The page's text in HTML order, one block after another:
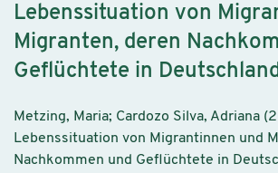
Lebenssituation von
Migranten, deren
Geflüchtete in Deutschland
Metzing, Maria; Cardozo Silva, Adriana
Lebenssituation von Migrantinnen und
Nachkommen und Geflüchtete in